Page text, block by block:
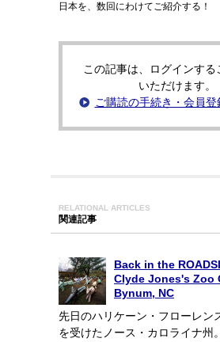
日本を、数回にわけてご紹介する！
この記事は、ログインする
いただけます。
ご購読の手続き・会員登
RELATIONAL ARTICLES
関連記事
Back in the
Clyde Jones's Zoo
Bynum, NC
先日のハリケーン・フローレン
を受けたノース・カロライナ州